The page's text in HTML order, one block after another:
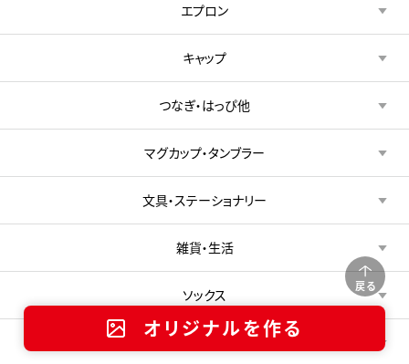
戻る
オリジナルを作る
エプロン
キャップ
つなぎ・はっぴ他
マグカップ・タンブラー
文具・ステーショナリー
雑貨・生活
ソックス
マスク